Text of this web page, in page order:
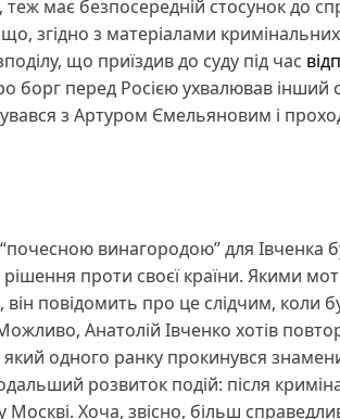
має безпосередній стосунок до
згідно з матеріалами
що приїздив до суду під час
борг перед Росією ухвалював інший
з Артуром Ємельяновим і
винагородою” для Івченка
проти своєї країни. Якими
повідомить про це слідчим, коли
Анатолій Івченко хотів
який одного ранку прокинувся
розвиток подій: після
Хоча, звісно, більш